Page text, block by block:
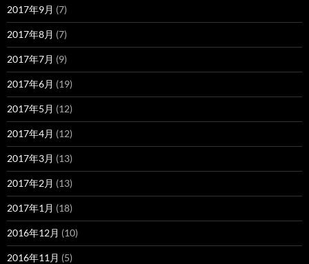
2017年9月 (7)
2017年8月 (7)
2017年7月 (9)
2017年6月 (19)
2017年5月 (12)
2017年4月 (12)
2017年3月 (13)
2017年2月 (13)
2017年1月 (18)
2016年12月 (10)
2016年11月 (5)